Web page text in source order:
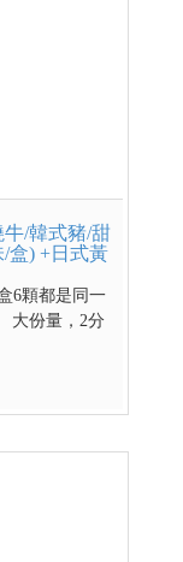
牛/韓式豬/甜
盒) +日式黃
6顆都是同一
大份量，2分
品保層層把
微辣調製x
煮成濃郁日式